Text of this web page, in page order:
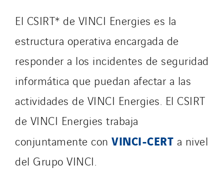
El CSIRT* de VINCI Energies es la
estructura operativa encargada de
responder a los incidentes de seguridad
informática que puedan afectar a las
actividades de VINCI Energies. El CSIRT
de VINCI Energies trabaja
conjuntamente con VINCI-CERT a nivel
del Grupo VINCI.
ENSYSTA Refrigeration
Entreprise IEP
Fournié Grospaud Smart Building
Fradin Bretton
France Ingénierie Process
Frimeca
Gauriau Entreprise
Getelec Guadeloupe